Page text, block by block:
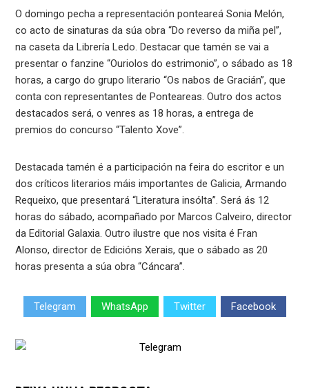
O domingo pecha a representación ponteareá Sonia Melón,
co acto de sinaturas da súa obra “Do reverso da miña pel”,
na caseta da Librería Ledo. Destacar que tamén se vai a
presentar o fanzine “Ouriolos do estrimonio”, o sábado as 18
horas, a cargo do grupo literario “Os nabos de Gracián”, que
conta con representantes de Ponteareas. Outro dos actos
destacados será, o venres as 18 horas, a entrega de
premios do concurso “Talento Xove”.
Destacada tamén é a participación na feira do escritor e un
dos críticos literarios máis importantes de Galicia, Armando
Requeixo, que presentará “Literatura insólta”. Será ás 12
horas do sábado, acompañado por Marcos Calveiro, director
da Editorial Galaxia. Outro ilustre que nos visita é Fran
Alonso, director de Edicións Xerais, que o sábado as 20
horas presenta a súa obra “Cáncara”.
Telegram WhatsApp Twitter Facebook